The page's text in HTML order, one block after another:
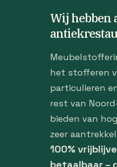
Wij hebben
het stofferen
particulieren
rest van
bieden van
zeer
100%